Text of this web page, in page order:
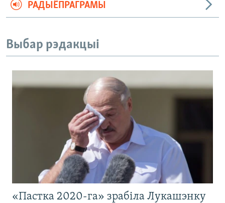
РАДЫЁПРАГРАМЫ
Выбар рэдакцыі
«Пастка 2020-га» зрабіла Лукашэнку